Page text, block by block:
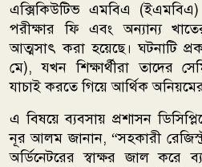
এক্সিকিউটিভ এমবিএ (ইএমবিএ)
পরীক্ষার ফি এবং অন্যান্য
আত্মসাৎ করা হয়েছে। ঘটনাটি
মে), যখন শিক্ষার্থীরা তাদের
যাচাই করতে গিয়ে আর্থিক
এ বিষয়ে ব্যবসায় প্রশাসন
নূর আলম জানান, “সহকারী
অর্ডিনেটরের স্বাক্ষর জাল করে